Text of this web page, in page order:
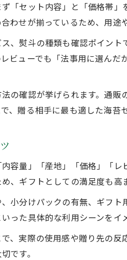
海苔セット通販が贈
通販の海苔ギフトで
海苔通販ギフトの選
通販の海苔セットで健康
健康志向に応える通
通販で選ぶ海苔セッ
失礼のない海苔ギフト選
海苔セット通販で失
贈り物に最適な海苔
通販海苔セットで気
海苔通販ギフトで押
「セット内容」と「価格帯
わせが揃っているため、用
、熨斗の種類も確認ポイン
ビューでも「法事用に選ん
の確認が挙げられます。通
、贈る相手に最も適した海苔
容量」「産地」「価格」「
、ギフトとしての満足度も高
小分けパックの有無、ギフ
った具体的な利用シーンを
、実際の使用感や贈り先の
です。
お問い合わ
お問い合わ